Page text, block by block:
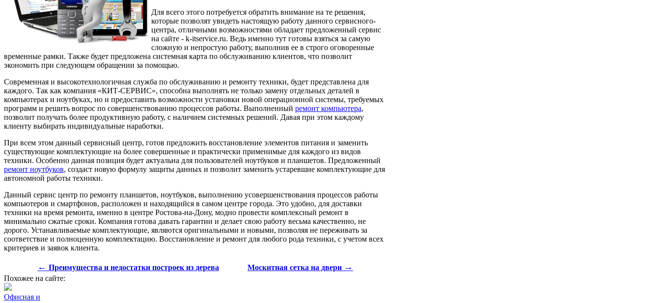
Для всего этого потребуется обратить внимание на те решения,
которые позволят увидеть настоящую работу данного сервисного-
центра, отличными возможностями обладает предложенный сервис
на сайте - k-itservice.ru. Ведь именно тут готовы взяться за самую
сложную и непростую работу, выполнив ее в строго оговоренные
временные рамки. Также будет предложена системная карта по обслуживанию клиентов, что позволит
экономить при следующем обращении за помощью.
Современная и высокотехнологичная служба по обслуживанию и ремонту техники, будет представлена для
каждого. Так как компания «КИТ-СЕРВИС», способна выполнять не только замену отдельных деталей в
компьютерах и ноутбуках, но и предоставить возможности установки новой операционной системы, требуемых
программ и решить вопрос по совершенствованию процессов работы. Выполненный ремонт компьютера,
позволит получать более продуктивную работу, с наличием системных решений. Давая при этом каждому
клиенту выбирать индивидуальные наработки.
При всем этом данный сервисный центр, готов предложить восстановление элементов питания и заменить
существующие комплектующие на более совершенные и практически применимые для каждого из видов
техники. Особенно данная позиция будет актуальна для пользователей ноутбуков и планшетов. Предложенный
ремонт ноутбуков, создаст новую формулу защиты данных и позволит заменить устаревшие комплектующие для
автономной работы техники.
Данный сервис центр по ремонту планшетов, ноутбуков, выполнению усовершенствования процессов работы
компьютеров и смартфонов, расположен и находящийся в самом центре города. Это удобно, для доставки
техники на время ремонта, именно в центре Ростова-на-Дону, модно провести комплексный ремонт в
минимально сжатые сроки. Компания готова давать гарантии и делает свою работу весьма качественно, не
дорого. Устанавливаемые комплектующие, являются оригинальными и новыми, позволяя не переживать за
соответствие и полноценную комплектацию. Восстановление и ремонт для любого рода техники, с учетом всех
критериев и заявок клиента.
← Преимущества и недостатки построек из дерева Москитная сетка на двери →
Похожее на сайте:
Офисная и